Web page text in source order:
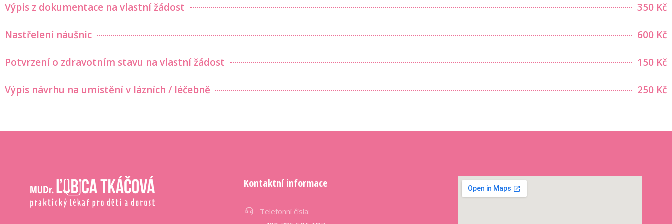
Výpis z dokumentace na vlastní žádost 350 Kč
Nastřelení náušnic 600 Kč
Potvrzení o zdravotním stavu na vlastní žádost 150 Kč
Výpis návrhu na umístění v lázních / léčebně 250 Kč
Kontaktní informace
Telefonní čísla: